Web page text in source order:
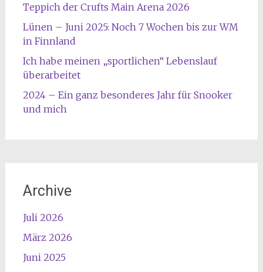
Teppich der Crufts Main Arena 2026
Lünen – Juni 2025: Noch 7 Wochen bis zur WM
in Finnland
Ich habe meinen „sportlichen“ Lebenslauf
überarbeitet
2024 – Ein ganz besonderes Jahr für Snooker
und mich
Archive
Juli 2026
März 2026
Juni 2025